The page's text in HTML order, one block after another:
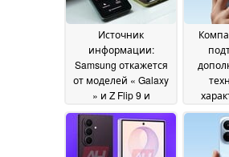
Источник
информации:
Samsung откажется
от моделей « Galaxy
» и Z Flip 9 и
сосредоточится на
складных
устройствах
модели